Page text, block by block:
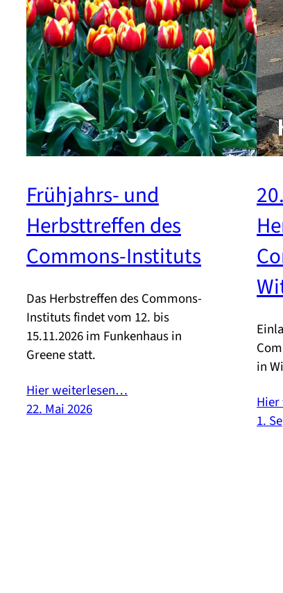
Frühjahrs- und
Herbsttreffen des
Commons-Instituts
Das Herbstreffen des Commons-
Instituts findet vom 12. bis
15.11.2026 im Funkenhaus in
Greene statt.
Hier weiterlesen…
22. Mai 2026
in
1.